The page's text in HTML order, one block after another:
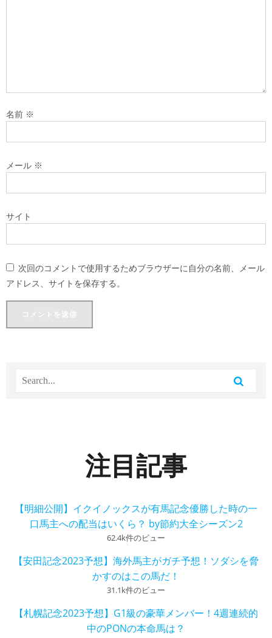
名前 ※
メール ※
サイト
次回のコメントで使用するためブラウザーに自分の名前、メール
アドレス、サイトを保存する。
注目記事
【明細公開】イクイノックスが有馬記念優勝した時の一
口馬主への配当はいくら？ by節約大全シーズン2
62.4k件のビュー
【安田記念2023予想】海外馬主がガチ予想！ソダシを脅
かすのはこの馬だ！
31.1k件のビュー
【札幌記念2023予想】G1級の豪華メンバー！4週連続的
中のPONの本命馬は？